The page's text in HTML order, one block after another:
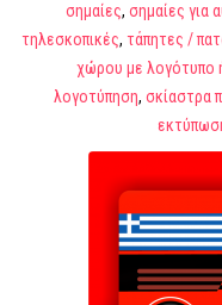
σημαίες, σημαίες για
τηλεσκοπικές, τάπητες /
χώρου με λογότυπο
λογοτύπηση, σκίαστρα